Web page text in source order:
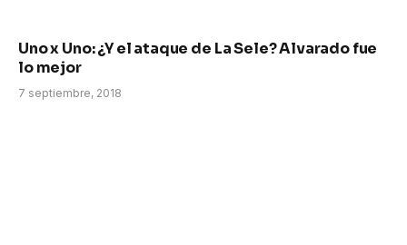
Uno x Uno: ¿Y el ataque de La Sele? Alvarado fue
lo mejor
7 septiembre, 2018